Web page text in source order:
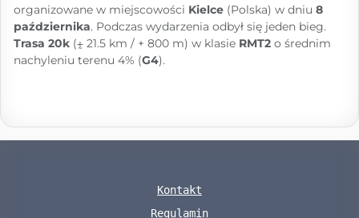
organizowane w miejscowości Kielce (Polska) w dniu 8
października. Podczas wydarzenia odbył się jeden bieg.
Trasa 20k (⨦ 21.5 km / + 800 m) w klasie RMT2 o średnim
nachyleniu terenu 4% (G4).
Kontakt
Regulamin